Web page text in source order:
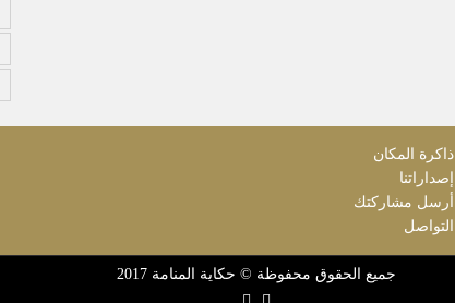
ذاكرة المكان
إصداراتنا
أرسل مشاركتك
التواصل
جميع الحقوق محفوظة © حكاية المنامة 2017